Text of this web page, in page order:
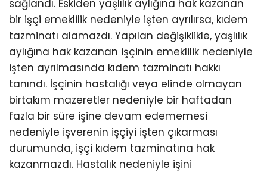
sağlandı. Eskiden yaşlılık aylığına hak kazanan
bir işçi emeklilik nedeniyle işten ayrılırsa, kıdem
tazminatı alamazdı. Yapılan değişiklikle, yaşlılık
aylığına hak kazanan işçinin emeklilik nedeniyle
işten ayrılmasında kıdem tazminatı hakkı
tanındı. İşçinin hastalığı veya elinde olmayan
birtakım mazeretler nedeniyle bir haftadan
fazla bir süre işine devam edememesi
nedeniyle işverenin işçiyi işten çıkarması
durumunda, işçi kıdem tazminatına hak
kazanmazdı. Hastalık nedeniyle işini